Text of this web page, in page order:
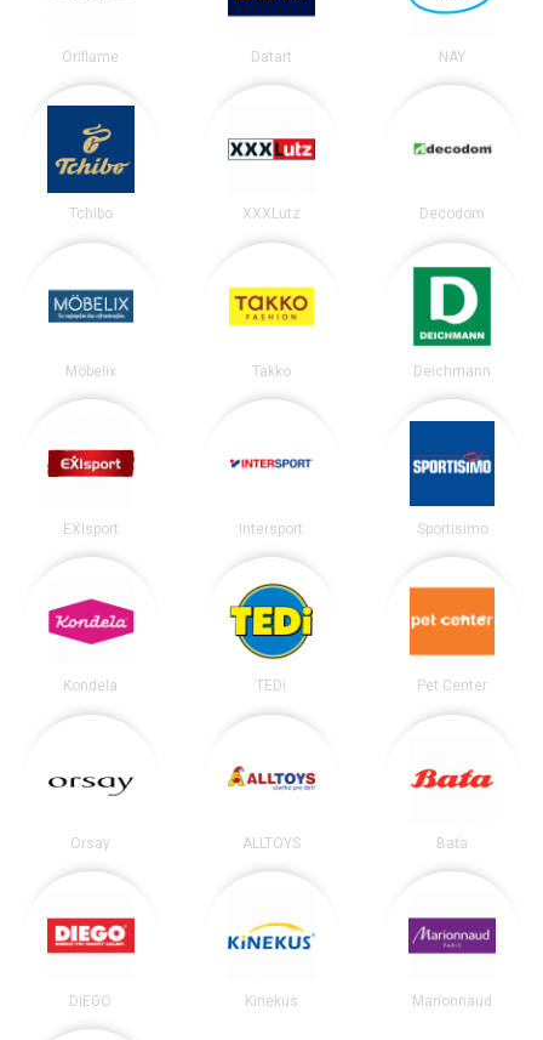
Oriflame Datart NAY
Tchibo XXXLutz Decodom
Möbelix Takko Deichmann
EXIsport Intersport Sportisimo
Kondela TEDi Pet Center
Orsay ALLTOYS Baťa
DIEGO Kinekus Marionnaud